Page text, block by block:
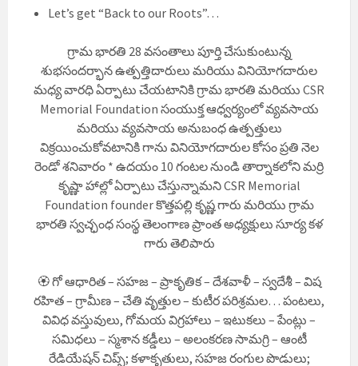
Let’s get “Back to our Roots”…
గ్రామ భారతి 28 వసంతాలు పూర్తి చేసుకుంటున్న
శుభసందర్భాన ఉత్పత్తిదారులు మరియు వినియోగదారుల
మధ్య వారధి ఏర్పాటు చేయటానికి గ్రామ భారతి మరియు CSR
Memorial Foundation సంయుక్త ఆధ్వర్యంలో వ్యవసాయ
మరియు వ్యవసాయ అనుబంధ ఉత్పత్తులు
విక్రయించుకోవటానికి గాను వినియోగదారుల కోసం ప్రతి నెల
రెండో శనివారం * ఉదయం 10 గంటల నుండి తార్నాకలోని మర్రి
కృష్ణా హాల్లో ఏర్పాటు చేస్తున్నామని CSR Memorial
Foundation founder కొత్తపల్లి కృష్ణ గారు మరియు గ్రామ
భారతి స్వచ్ఛంధ సంస్థ తెలంగాణ ప్రాంత అధ్యక్షులు సూర్య కళ
గారు తెలిపారు
🏵️ గో ఆధారిత – సహజ – ప్రాకృతిక – దేశవాళీ – స్వదేశీ – విష
రహిత – గ్రామీణ – చేతి వృత్తుల – కుటీర పరిశ్రమల… పంటలు,
వివిధ వస్తువులు, గోమయ విగ్రహాలు – ఇటుకలు – పేంట్లు –
సమిధలు – స్మశాన కడ్డీలు – అలంకరణ సామగ్రి – ఆంటీ
రేడియేషన్ చిప్స్; కళాకృతులు, సహజ రంగుల పొడులు;